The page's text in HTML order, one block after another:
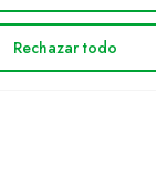
Rechazar todo